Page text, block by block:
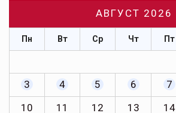
АВГУСТ 2026
Пн Вт Ср Чт Пт
3
4 5 6 7
10
11 12 13 14